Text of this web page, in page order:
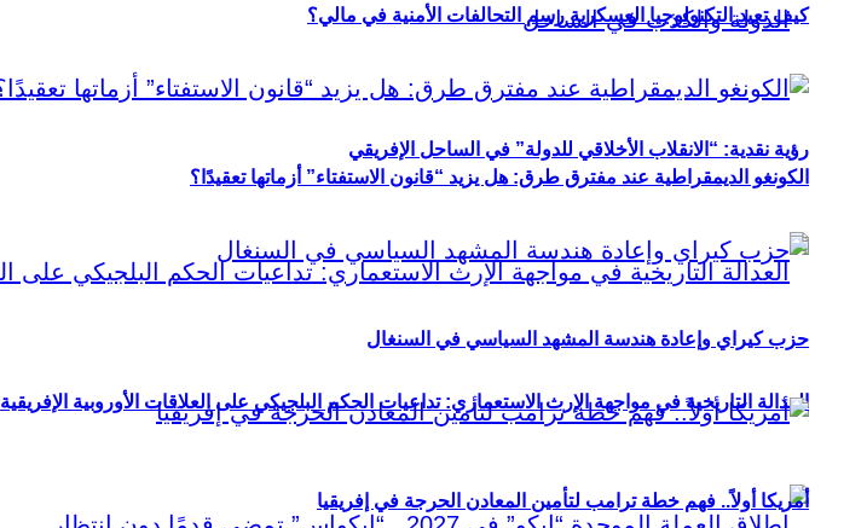
رؤية نقدية: “الانقلاب الأخلاقي للدولة” في الساحل الإفريقي
العدالة التاريخية في مواجهة الإرث الاستعماري: تداعيات الحكم البلجيكي على العلاقات الأوروبية الإفريقية
كيف تعيد التكنولوجيا العسكرية رسم التحالفات الأمنية في مالي؟
الكونغو الديمقراطية عند مفترق طرق: هل يزيد “قانون الاستفتاء” أزماتها تعقيدًا؟
حزب كيراي وإعادة هندسة المشهد السياسي في السنغال
أمريكا أولاً.. فهم خطة ترامب لتأمين المعادن الحرجة في إفريقيا